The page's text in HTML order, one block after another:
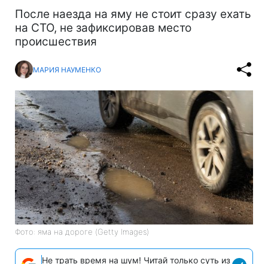
После наезда на яму не стоит сразу ехать
на СТО, не зафиксировав место
происшествия
МАРИЯ НАУМЕНКО
Фото: яма на дороге (Getty Images)
Не трать время на шум! Читай только суть из